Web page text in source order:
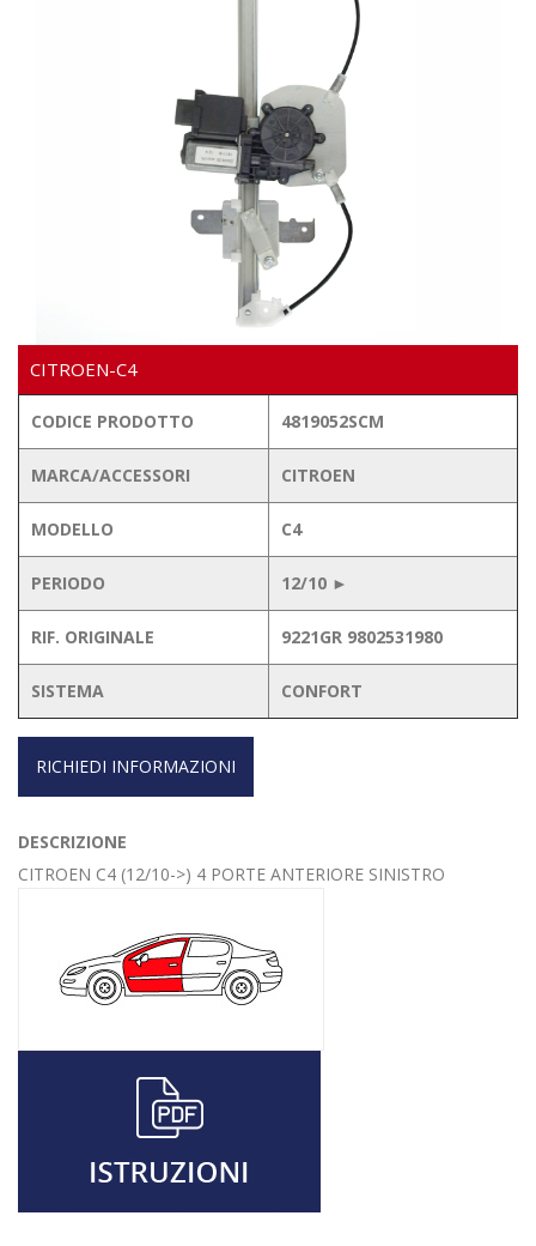
CITROEN-C4
CODICE PRODOTTO 4819052SCM
MARCA/ACCESSORI CITROEN
MODELLO C4
PERIODO 12/10 ►
RIF. ORIGINALE 9221GR 9802531980
SISTEMA CONFORT
RICHIEDI INFORMAZIONI
DESCRIZIONE
CITROEN C4 (12/10->) 4 PORTE ANTERIORE SINISTRO